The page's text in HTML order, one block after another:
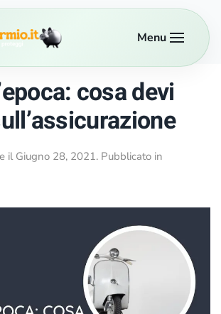
principale Menu
cosa devi
il Giugno 28, 2021. Pubblicato in